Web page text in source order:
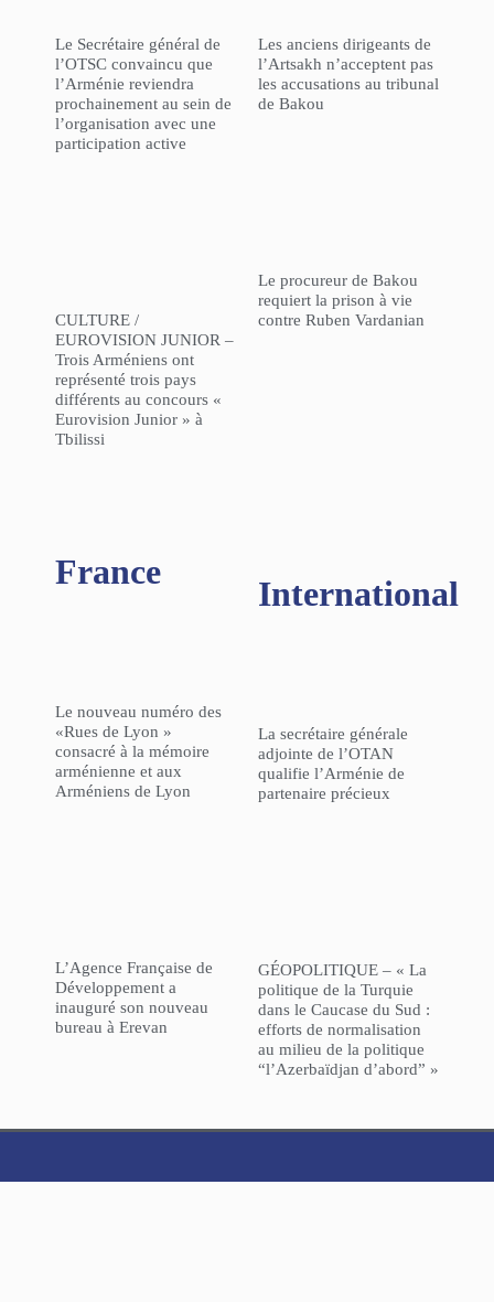
Le Secrétaire général de
l’OTSC convaincu que
l’Arménie reviendra
prochainement au sein de
l’organisation avec une
participation active
CULTURE /
EUROVISION JUNIOR –
Trois Arméniens ont
représenté trois pays
différents au concours «
Eurovision Junior » à
Tbilissi
Les anciens dirigeants de
l’Artsakh n’acceptent pas
les accusations au tribunal
de Bakou
Le procureur de Bakou
requiert la prison à vie
contre Ruben Vardanian
France
Le nouveau numéro des
«Rues de Lyon »
consacré à la mémoire
arménienne et aux
Arméniens de Lyon
L’Agence Française de
Développement a
inauguré son nouveau
bureau à Erevan
International
La secrétaire générale
adjointe de l’OTAN
qualifie l’Arménie de
partenaire précieux
GÉOPOLITIQUE – « La
politique de la Turquie
dans le Caucase du Sud :
efforts de normalisation
au milieu de la politique
“l’Azerbaïdjan d’abord” »